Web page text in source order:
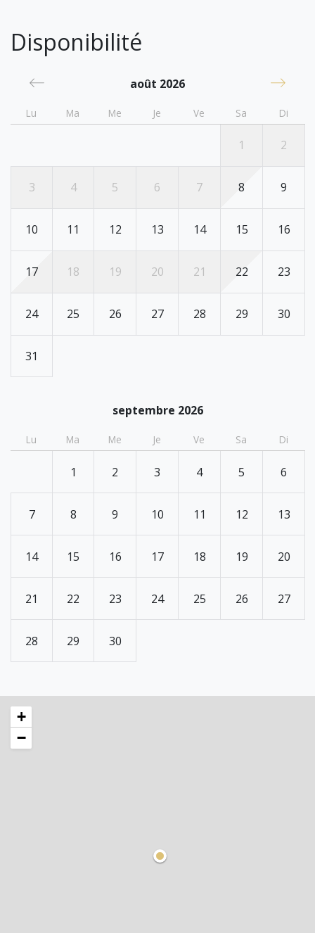
Disponibilité
août 2026
Lu Ma Me Je Ve Sa Di
1 2
3 4 5 6 7 8 9
10 11 12 13 14 15 16
17 18 19 20 21 22 23
24 25 26 27 28 29 30
31
septembre 2026
Lu Ma Me Je Ve Sa Di
1 2 3 4 5 6
7 8 9 10 11 12 13
14 15 16 17 18 19 20
21 22 23 24 25 26 27
28 29 30
+
−